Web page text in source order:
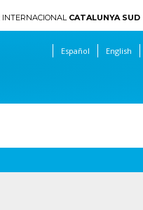
INTERNACIONAL CATALUNYA SUD
Español English